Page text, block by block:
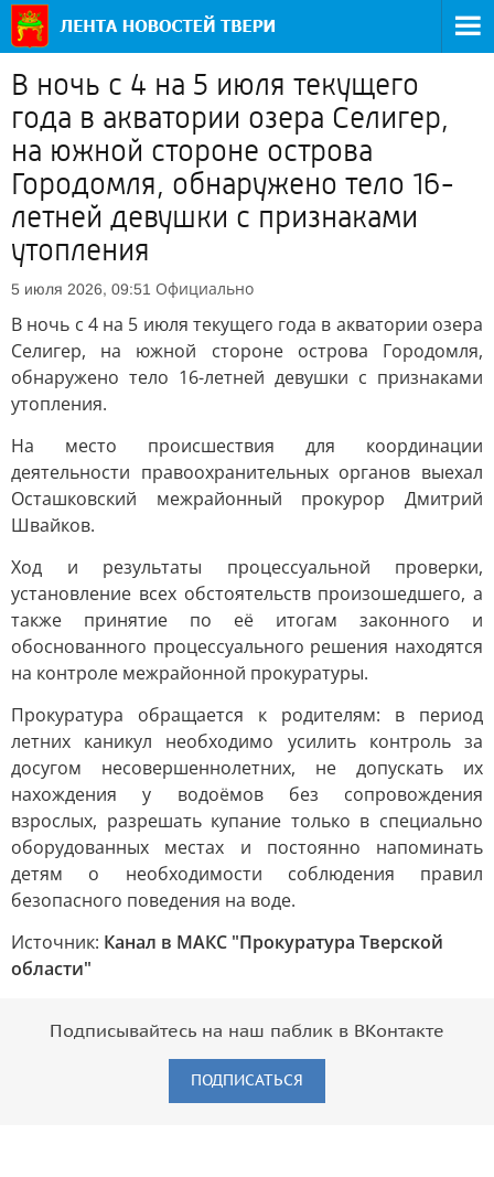
В ночь с 4 на 5 июля текущего
года в акватории озера Селигер,
на южной стороне острова
Городомля, обнаружено тело 16-
летней девушки с признаками
утопления
5 июля 2026, 09:51 Официально
В ночь с 4 на 5 июля текущего года в акватории озера
Селигер, на южной стороне острова Городомля,
обнаружено тело 16-летней девушки с признаками
утопления.
На место происшествия для координации
деятельности правоохранительных органов выехал
Осташковский межрайонный прокурор Дмитрий
Швайков.
Ход и результаты процессуальной проверки,
установление всех обстоятельств произошедшего, а
также принятие по её итогам законного и
обоснованного процессуального решения находятся
на контроле межрайонной прокуратуры.
Прокуратура обращается к родителям: в период
летних каникул необходимо усилить контроль за
досугом несовершеннолетних, не допускать их
нахождения у водоёмов без сопровождения
взрослых, разрешать купание только в специально
оборудованных местах и постоянно напоминать
детям о необходимости соблюдения правил
безопасного поведения на воде.
Источник: Канал в МАКС "Прокуратура Тверской
области"
Подписывайтесь на наш паблик в ВКонтакте
ПОДПИСАТЬСЯ